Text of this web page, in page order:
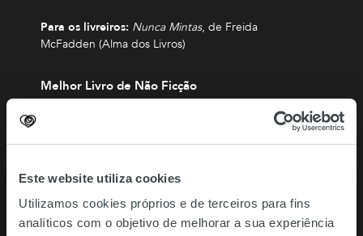
Este website utiliza cookies
Utilizamos cookies próprios e de terceiros para fins
analíticos com o objetivo de melhorar a sua experiência
Para os livreiros: Nunca Mintas, de Freida
McFadden (Alma dos Livros)
Melhor Livro de Não Ficção
Para os livreiros: A Desobediente
Melhor Reedição de Grandes Obras da Literatura